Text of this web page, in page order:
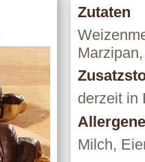
Zutaten
derzeit in
Allergene
Milch,